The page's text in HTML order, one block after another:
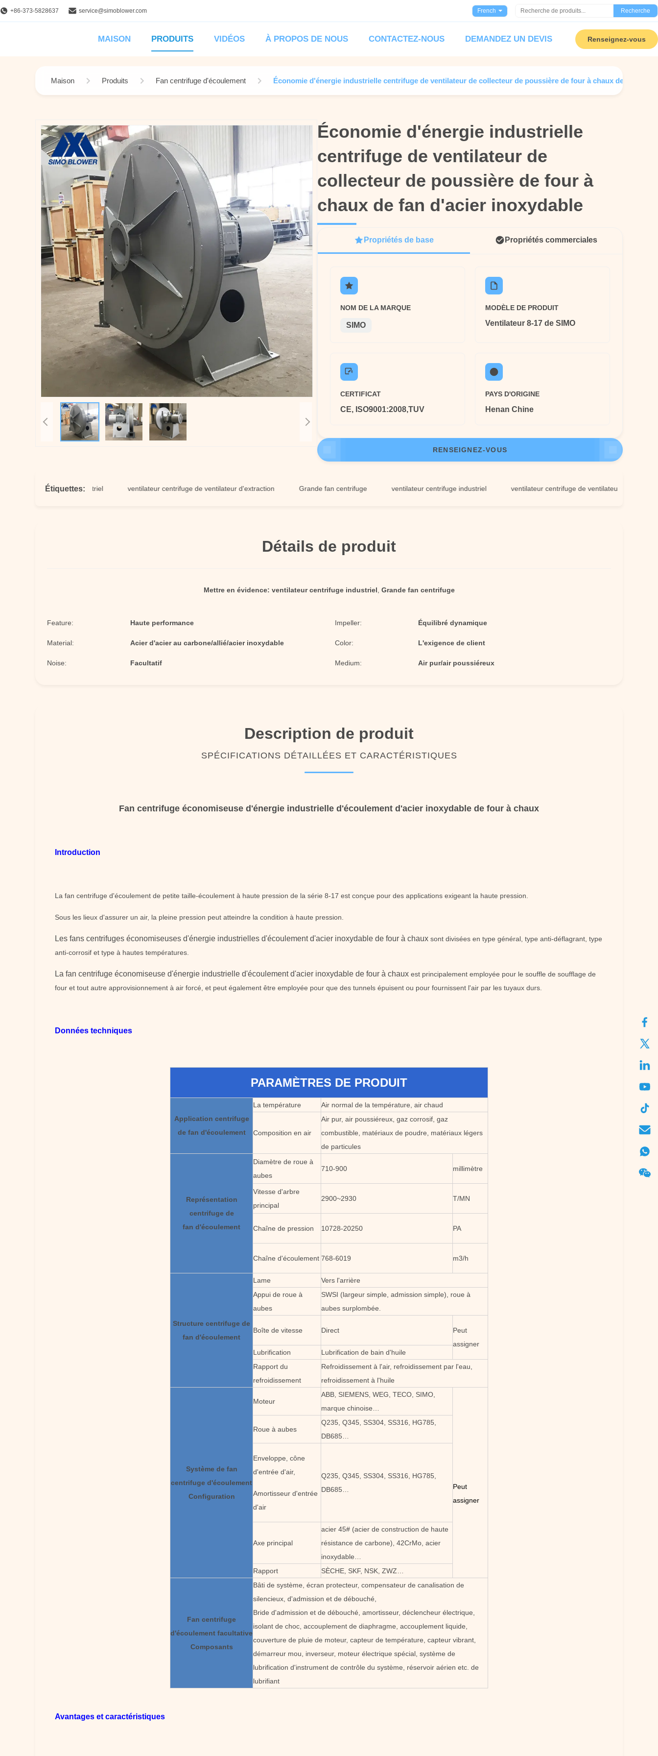
+86-373-5828637 service@simoblower.com French Recherche
MAISON PRODUITS VIDÉOS À PROPOS DE NOUS CONTACTEZ-NOUS DEMANDEZ UN DEVIS Renseignez-vous
Maison Produits Fan centrifuge d'écoulement Économie d'énergie industrielle centrifuge de ventilateur de collecteur de poussière de four à chaux de fan
Économie d'énergie industrielle
centrifuge de ventilateur de
collecteur de poussière de four à
chaux de fan d'acier inoxydable
Économie d'énergie industrielle
centrifuge de ventilateur de
collecteur de poussière de four à
chaux de fan d'acier inoxydable
Propriétés de base Propriétés commerciales
NOM DE LA MARQUE
SIMO
MODÈLE DE PRODUIT
Ventilateur 8-17 de SIMO
CERTIFICAT
CE, ISO9001:2008,TUV
PAYS D'ORIGINE
Henan Chine
RENSEIGNEZ-VOUS
Étiquettes:
centrifuge industriel ventilateur centrifuge de ventilateur d'extraction Grande fan centrifuge ventilateur centrifuge industriel ventilateur centrifuge de ventilateur d'extraction
Détails de produit
Mettre en évidence: ventilateur centrifuge industriel Grande fan centrifuge
Feature: Haute performance Impeller: Équilibré dynamique
Material: Acier d'acier au carbone/allié/acier inoxydable Color: L'exigence de client
Noise: Facultatif Medium: Air pur/air poussiéreux
Description de produit
SPÉCIFICATIONS DÉTAILLÉES ET CARACTÉRISTIQUES
Fan centrifuge économiseuse d'énergie industrielle d'écoulement d'acier inoxydable de four à chaux
Introduction
La fan centrifuge d'écoulement de petite taille-écoulement à haute pression de la série 8-17 est conçue pour des applications exigeant la haute pression.
Sous les lieux d'assurer un air, la pleine pression peut atteindre la condition à haute pression.
Les fans centrifuges économiseuses d'énergie industrielles d'écoulement d'acier inoxydable de four à chaux sont divisées en type général, type anti-déflagrant, type
anti-corrosif et type à hautes températures.
La fan centrifuge économiseuse d'énergie industrielle d'écoulement d'acier inoxydable de four à chaux est principalement employée pour le souffle de soufflage de
four et tout autre approvisionnement à air forcé, et peut également être employée pour que des tunnels épuisent ou pour fournissent l'air par les tuyaux durs.
Données techniques
PARAMÈTRES DE PRODUIT
Application centrifuge
de fan d'écoulement
La température Air normal de la température, air chaud
Composition en air
Air pur, air poussiéreux, gaz corrosif, gaz
combustible, matériaux de poudre, matériaux légers
de particules
Représentation
centrifuge de
fan d'écoulement
Diamètre de roue à
aubes
710-900 millimètre
Vitesse d'arbre
principal
2900~2930 T/MN
Chaîne de pression 10728-20250 PA
Chaîne d'écoulement 768-6019 m3/h
Structure centrifuge de
fan d'écoulement
Lame
Vers l'arrière
Appui de roue à
aubes
SWSI (largeur simple, admission simple), roue à
aubes surplombée.
Boîte de vitesse Direct
Peut
assigner
Lubrification
Lubrification de bain d'huile
Rapport du
refroidissement
Refroidissement à l'air, refroidissement par l'eau,
refroidissement à l'huile
Système de fan
centrifuge d'écoulement
Configuration
Moteur
ABB, SIEMENS, WEG, TECO, SIMO,
marque chinoise…
Peut
assigner
Roue à aubes
Q235, Q345, SS304, SS316, HG785,
DB685…
Enveloppe, cône
d'entrée d'air,
Amortisseur d'entrée
d'air
Q235, Q345, SS304, SS316, HG785,
DB685…
Axe principal
acier 45# (acier de construction de haute
résistance de carbone), 42CrMo, acier
inoxydable…
Rapport
SÈCHE, SKF, NSK, ZWZ…
Fan centrifuge
d'écoulement facultative
Composants
Bâti de système, écran protecteur, compensateur de canalisation de
silencieux, d'admission et de débouché,
Bride d'admission et de débouché, amortisseur, déclencheur électrique,
isolant de choc, accouplement de diaphragme, accouplement liquide,
couverture de pluie de moteur, capteur de température, capteur vibrant,
démarreur mou, inverseur, moteur électrique spécial, système de
lubrification d'instrument de contrôle du système, réservoir aérien etc. de
lubrifiant
Avantages et caractéristiques